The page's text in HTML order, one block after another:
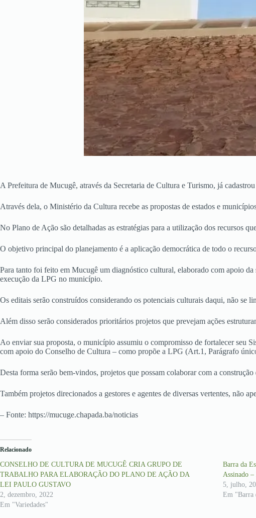
A Prefeitura de Mucugê, através da Secretaria de Cultura e Turismo, já
Através dela, o Ministério da Cultura recebe as propostas de estados e
No Plano de Ação são detalhadas as estratégias para a utilização dos recursos
O objetivo principal do planejamento é a aplicação democrática de todo o
Para tanto foi feito em Mucugê um diagnóstico cultural, elaborado com apoio
execução da LPG no município.
Os editais serão construídos considerando os potenciais culturais daqui, não se
Além disso serão considerados prioritários projetos que prevejam ações
Ao enviar sua proposta, o município assumiu o compromisso de fortalecer seu
com apoio do Conselho de Cultura – como propõe a LPG (Art.1, Parágrafo
Desta forma serão bem-vindos, projetos que possam colaborar com a
Também projetos direcionados a gestores e agentes de diversas vertentes, não
– Fonte: https://mucuge.chapada.ba/noticias
Relacionado
CONSELHO DE CULTURA DE MUCUGÊ CRIA GRUPO DE
TRABALHO PARA ELABORAÇÃO DO PLANO DE AÇÃO DA
LEI PAULO GUSTAVO
2, dezembro, 2022
Em "Variedades"
Barra da
Assinado
5, julho,
Em "Barra